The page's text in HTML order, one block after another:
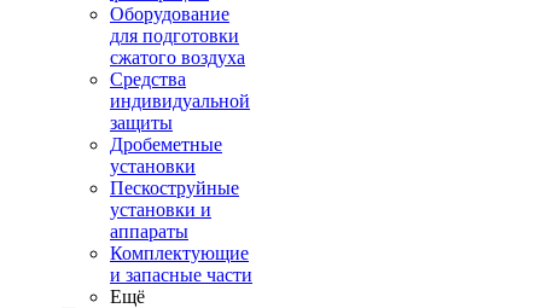
Оборудование
для подготовки
сжатого воздуха
Средства
индивидуальной
защиты
Дробеметные
установки
Пескоструйные
установки и
аппараты
Комплектующие
и запасные части
Ещё